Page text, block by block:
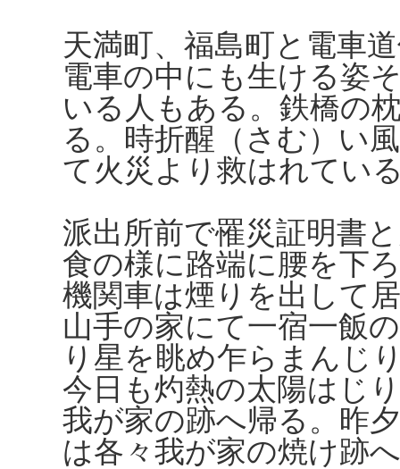
天満町、福島町と電車
電車の中にも生ける姿
いる人もある。鉄橋の
る。時折醒（さむ）い
て火災より救はれてい
派出所前で罹災証明書
食の様に路端に腰を下
機関車は煙りを出して
山手の家にて一宿一飯
り星を眺め乍らまんじ
今日も灼熱の太陽はじ
我が家の跡へ帰る。昨
は各々我が家の焼け跡